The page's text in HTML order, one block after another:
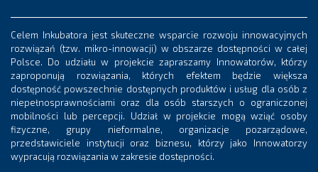
Celem Inkubatora jest skuteczne wsparcie rozwoju innowacyjnych
rozwiązań (tzw. mikro-innowacji) w obszarze dostępności w całej
Polsce. Do udziału w projekcie zapraszamy Innowatorów, którzy
zaproponują rozwiązania, których efektem będzie większa
dostępność powszechnie dostępnych produktów i usług dla osób z
niepełnosprawnościami oraz dla osób starszych o ograniczonej
mobilności lub percepcji. Udział w projekcie mogą wziąć osoby
fizyczne, grupy nieformalne, organizacje pozarządowe,
przedstawiciele instytucji oraz biznesu, którzy jako Innowatorzy
wypracują rozwiązania w zakresie dostępności.